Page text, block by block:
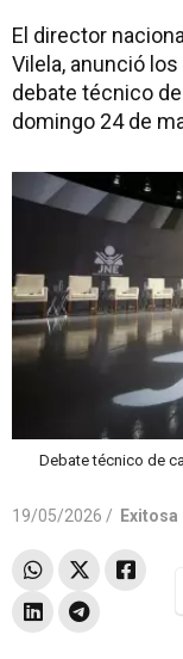
El director
Vilela, anunció
debate técnico
domingo 24 de
Debate técnico de
19/05/2026 /